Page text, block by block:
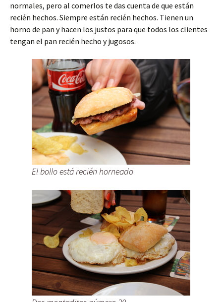
normales, pero al comerlos te das cuenta de que están
recién hechos. Siempre están recién hechos. Tienen un
horno de pan y hacen los justos para que todos los clientes
tengan el pan recién hecho y jugosos.
El bollo está recién horneado